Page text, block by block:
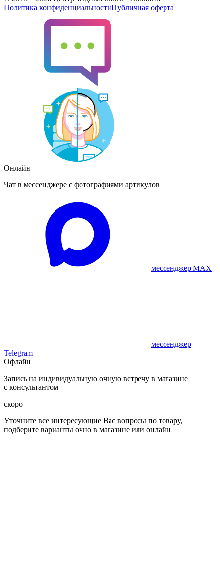
Политика конфиденциальностиПубличная оферта
Онлайн
Чат в мессенджере с фотографиями артикулов
мессенджер MAX
мессенджер
Telegram
Офлайн
Запись на индивидуальную очную встречу в магазине
с консультантом
скоро
Уточните все интересующие Вас вопросы по товару,
подберите варианты очно в магазине или онлайн